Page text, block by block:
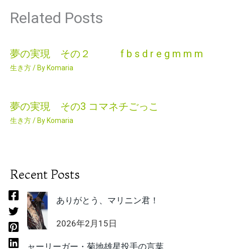
Related Posts
夢の実現 その２ f b s d r e g m m m
生き方/ By Komaria
夢の実現 その3 コマネチごっこ
生き方/ By Komaria
Recent Posts
ありがとう、マリニン君！
2026年2月15日
メジャーリーガー・菊地雄星投手の言葉